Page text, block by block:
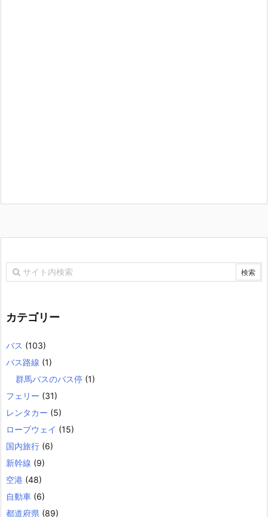
カテゴリー
バス (103)
バス路線 (1)
群馬バスのバス停 (1)
フェリー (31)
レンタカー (5)
ロープウェイ (15)
国内旅行 (6)
新幹線 (9)
空港 (48)
自動車 (6)
都道府県 (89)